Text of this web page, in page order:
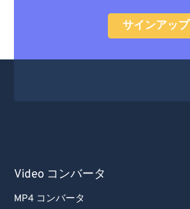
サインアップ
Video コンバータ
MP4 コンバータ